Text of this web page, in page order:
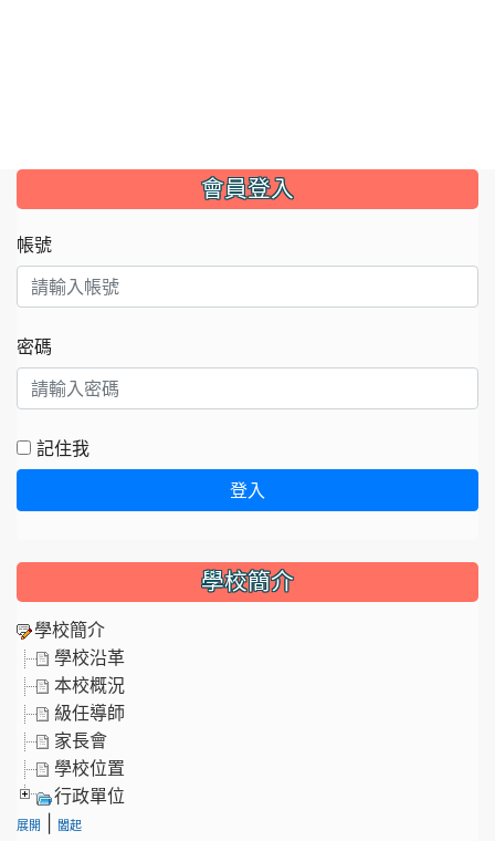
::: 會員登入
帳號
密碼
記住我
登入
學校簡介
學校簡介
學校沿革
本校概況
級任導師
家長會
學校位置
行政單位
展開 闔起